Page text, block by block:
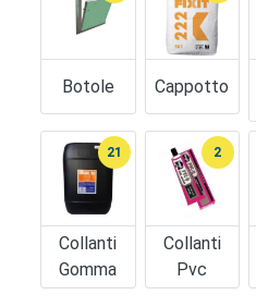
Botole Cappotto
Collanti
Gomma
21
Collanti
Pvc
2